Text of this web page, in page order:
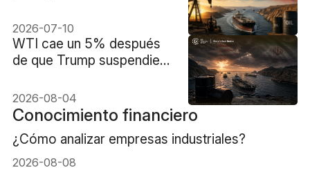
entre Estados Unidos e
Irán
2026-07-10
WTI cae un 5% después
de que Trump suspendiera
2026-08-04
Conocimiento financiero
¿Cómo analizar empresas industriales?
2026-08-08